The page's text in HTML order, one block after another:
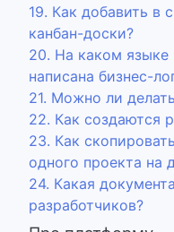
19. Как добавить в
канбан-доски?
20. На каком
написана бизнес-
21. Можно ли
22. Как создаются
23. Как
одного проекта на
24. Какая
разработчиков?